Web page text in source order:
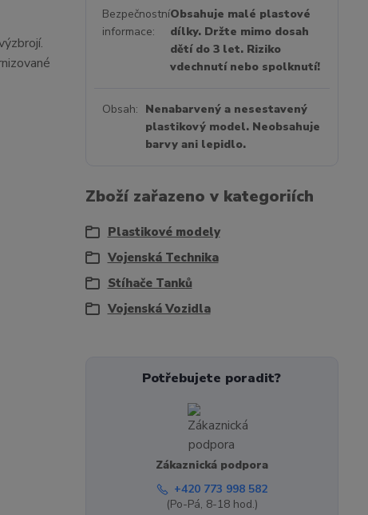
Bezpečnostní
informace
Obsahuje malé plastové
dílky. Držte mimo dosah
dětí do 3 let. Riziko
vdechnutí nebo spolknutí!
Obsah
Nenabarvený a nesestavený
plastikový model. Neobsahuje
barvy ani lepidlo.
Zboží zařazeno v kategoriích
Plastikové modely
Vojenská Technika
Stíhače Tanků
Vojenská Vozidla
Potřebujete poradit?
Zákaznická podpora
+420 773 998 582
(Po-Pá, 8-18 hod.)